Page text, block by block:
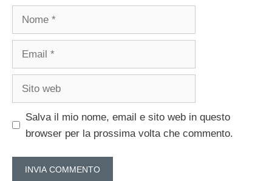
Nome
Email
Sito
Salva il mio nome, email e sito web in questo
browser per la prossima volta che commento.